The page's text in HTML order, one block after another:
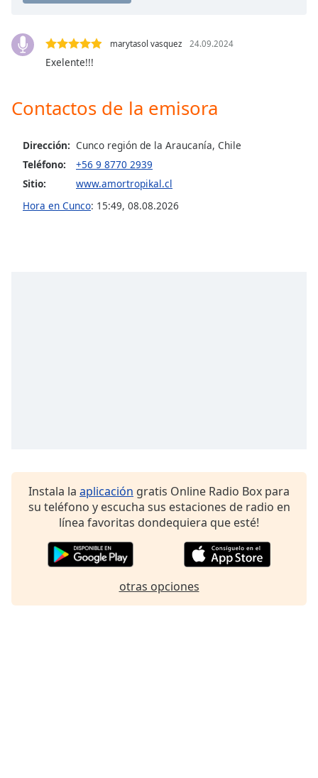
Opacity
Background
Color
Opacity
Font
dialog
window.
marytasol vasquez 24.09.2024
Exelente!!!
Contactos de la emisora
Dirección: Cunco región de la Araucanía, Chile
Teléfono:
+56 9 8770 2939
Sitio:
www.amortropikal.cl
Hora en Cunco: 15:49, 08.08.2026
Instala la aplicación gratis Online Radio Box para
su teléfono y escucha sus estaciones de radio en
línea favoritas dondequiera que esté!
otras opciones